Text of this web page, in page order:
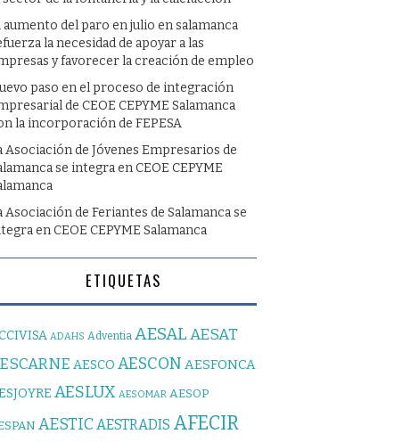
aumento del paro en julio en salamanca
la necesidad de apoyar a las
y favorecer la creación de empleo
paso en el proceso de integración
de CEOE CEPYME Salamanca
la incorporación de FEPESA
Asociación de Jóvenes Empresarios de
se integra en CEOE CEPYME
Asociación de Feriantes de Salamanca se
en CEOE CEPYME Salamanca
ETIQUETAS
ADAHS Adventia AESALAESAT
AESCO AESCON AESFONCA
AESLUX AESOMAR AESOP
AESTICAESTRADIS AFECIR